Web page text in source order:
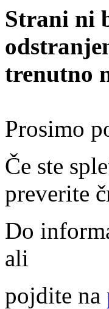
Strani ni
trenutno
Prosimo
Če ste
preverite
Do
ali
pojdite na